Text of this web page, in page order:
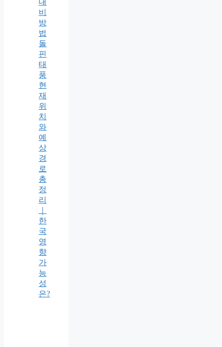
대
비
방
법
돌
핀
태
풍
현
재
위
치
와
예
상
경
로
총
정
리
한
국
영
향
가
능
성
은?